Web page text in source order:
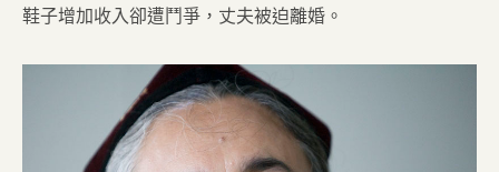
鞋子增加收入卻遭鬥爭，丈夫被迫離婚。